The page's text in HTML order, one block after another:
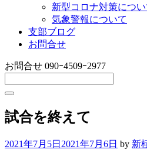
新型コロナ対策につい
気象警報について
支部ブログ
お問合せ
お問合せ 090ｰ4509ｰ2977
試合を終えて
2021年7月5日 2021年7月6日 by 新